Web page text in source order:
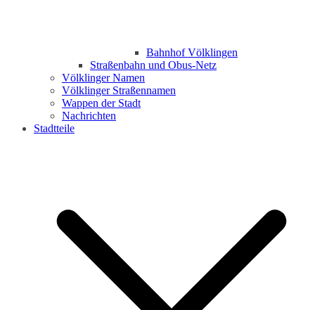
Bahnhof Völklingen
Straßenbahn und Obus-Netz
Völklinger Namen
Völklinger Straßennamen
Wappen der Stadt
Nachrichten
Stadtteile